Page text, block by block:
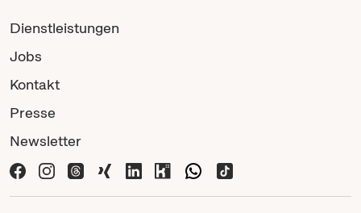
Dienstleistungen
Jobs
Kontakt
Presse
Newsletter